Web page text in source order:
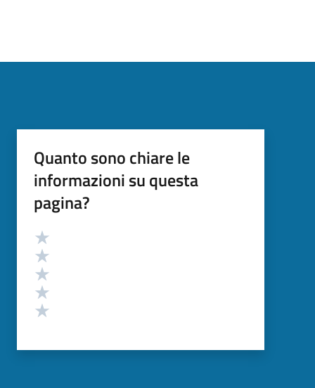
Quanto sono chiare le
informazioni su questa
pagina?
Valutazione